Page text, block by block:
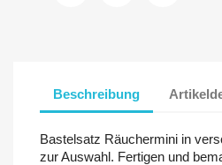
Beschreibung
Bastelsatz Räuchermini in
zur Auswahl. Fertigen und